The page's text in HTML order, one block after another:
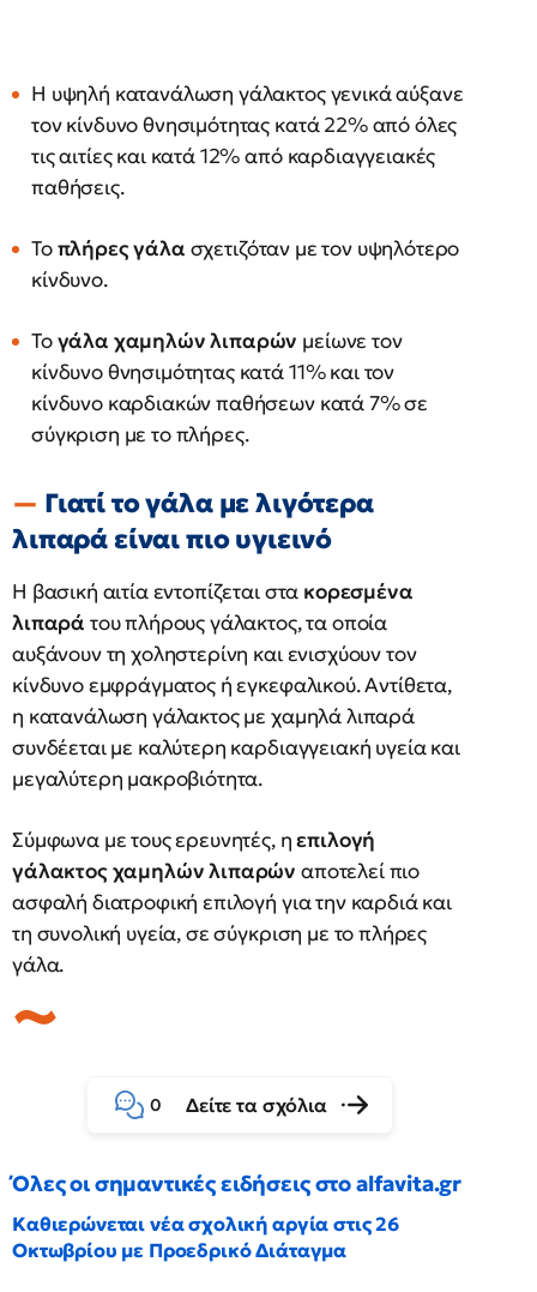
Η υψηλή κατανάλωση γάλακτος γενικά αύξανε
τον κίνδυνο θνησιμότητας κατά 22% από όλες
τις αιτίες και κατά 12% από καρδιαγγειακές
παθήσεις.
Τοπλήρες γάλα σχετιζόταν με τον υψηλότερο
κίνδυνο.
Τογάλα χαμηλών λιπαρών μείωνε τον
κίνδυνο θνησιμότητας κατά 11% και τον
κίνδυνο καρδιακών παθήσεων κατά 7% σε
σύγκριση με το πλήρες.
Γιατί το γάλα με λιγότερα
λιπαρά είναι πιο υγιεινό
Η βασική αιτία εντοπίζεται στα κορεσμένα
λιπαρά του πλήρους γάλακτος, τα οποία
αυξάνουν τη χοληστερίνη και ενισχύουν τον
κίνδυνο εμφράγματος ή εγκεφαλικού. Αντίθετα,
η κατανάλωση γάλακτος με χαμηλά λιπαρά
συνδέεται με καλύτερη καρδιαγγειακή υγεία και
μεγαλύτερη μακροβιότητα.
Σύμφωνα με τους ερευνητές, ηεπιλογή
γάλακτος χαμηλών λιπαρών αποτελεί πιο
ασφαλή διατροφική επιλογή για την καρδιά και
τη συνολική υγεία, σε σύγκριση με το πλήρες
γάλα.
0 Δείτε τα σχόλια
Όλες οι σημαντικές ειδήσεις στο alfavita.gr
Καθιερώνεται νέα σχολική αργία στις 26
Οκτωβρίου με Προεδρικό Διάταγμα